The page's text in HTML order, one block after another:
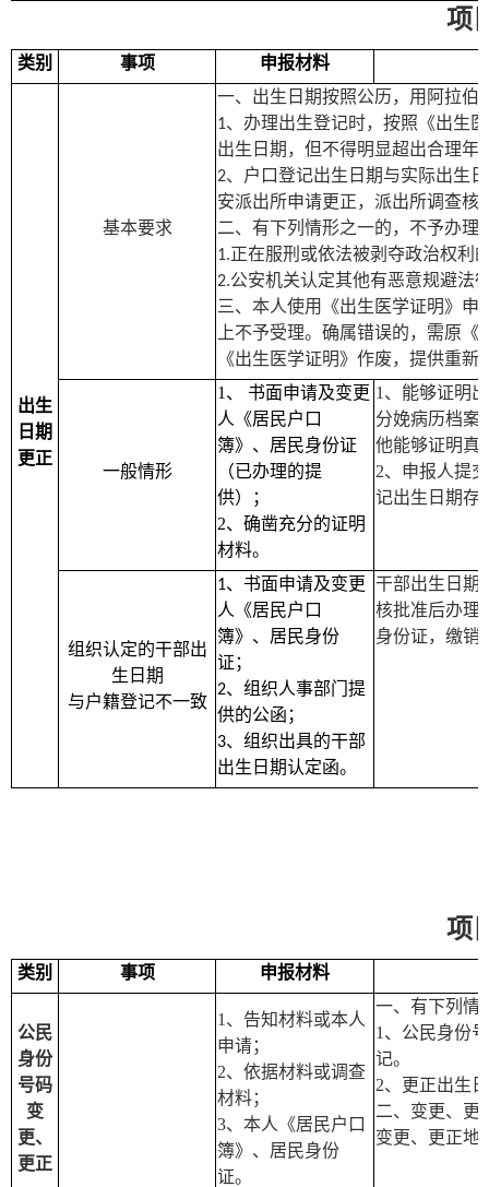
项
类别 事项 申报材料
出生
日期
更正
基本要求
一、出生日期按照公历，用阿拉伯
1、办理出生登记时，按照《出生
出生日期，但不得明显超出合理年
2、户口登记出生日期与实际出生
安派出所申请更正，派出所调查
二、有下列情形之一的，不予办理
1.正在服刑或依法被剥夺政治权利
2.公安机关认定其他有恶意规避法
三、本人使用《出生医学证明》
上不予受理。确属错误的，需原
《出生医学证明》作废，提供重
一般情形
1 、 书面申请及变更
人《居民户口
簿》、居民身份证
（已办理的提
供）；
2、确凿充分的证明
材料。
1 、能够证明
分娩病历档案
他能够证明真
2、申报人提
记出生日期存
组织认定的干部出
生日期
与户籍登记不一致
1、书面申请及变更
人《居民户口
簿》、居民身份
证；
2、组织人事部门提
供的公函；
3、组织出具的干部
出生日期认定函。
干部出生日期
核批准后办理
身份证，缴销
项
类别 事项 申报材料
公民
身份
号码
变
更、
更正
1 、告知材料或本人
申请；
2、依据材料或调查
材料；
3、本人《居民户口
簿》、居民身份
证。
一、有下列情
1 、公民身份
记。
2、更正出生
二、变更、更
变更、更正地